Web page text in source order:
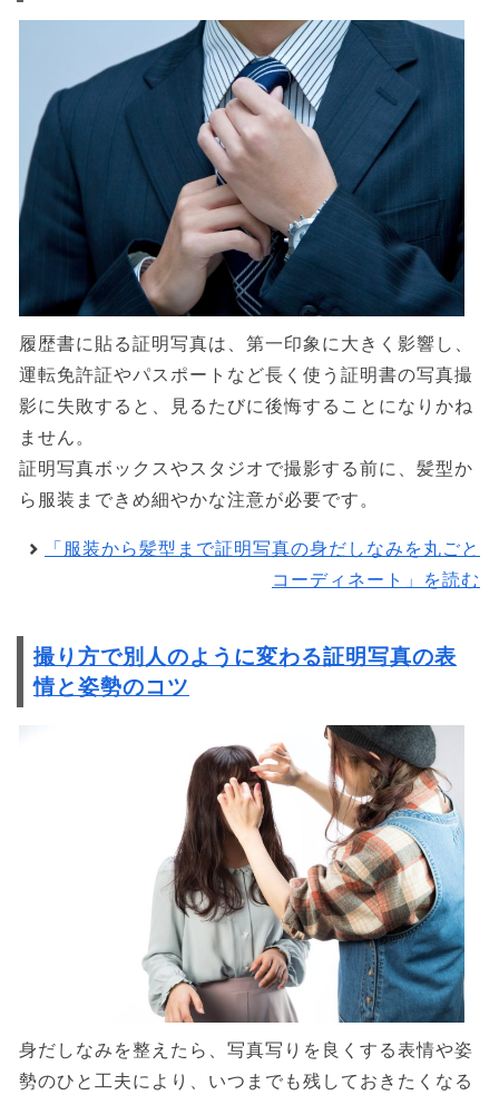
履歴書に貼る証明写真は、第一印象に大きく影響し、
運転免許証やパスポートなど長く使う証明書の写真撮
影に失敗すると、見るたびに後悔することになりかね
ません。
証明写真ボックスやスタジオで撮影する前に、髪型か
ら服装まできめ細やかな注意が必要です。
「服装から髪型まで証明写真の身だしなみを丸ごと
コーディネート」を読む
撮り方で別人のように変わる証明写真の表
情と姿勢のコツ
身だしなみを整えたら、写真写りを良くする表情や姿
勢のひと工夫により、いつまでも残しておきたくなる